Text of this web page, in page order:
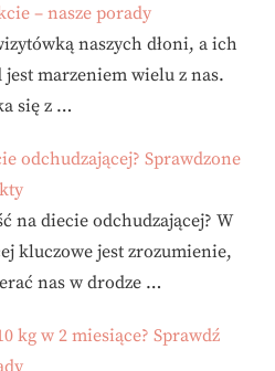
– nasze porady
naszych dłoni, a ich
marzeniem wielu z nas.
się z …
odchudzającej? Sprawdzone
na diecie odchudzającej? W
kluczowe jest zrozumienie,
nas w drodze …
kg w 2 miesiące? Sprawdź